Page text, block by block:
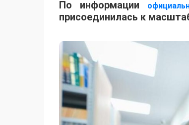
По информации
присоединилась к